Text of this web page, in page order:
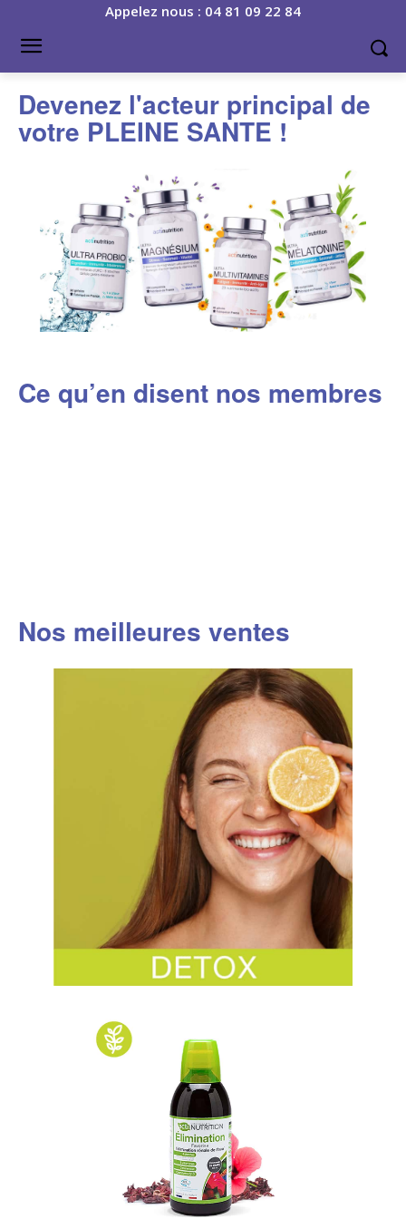
Appelez nous : 04 81 09 22 84
Devenez l'acteur principal de
votre PLEINE SANTE !
Ce qu’en disent nos membres
Nos meilleures ventes